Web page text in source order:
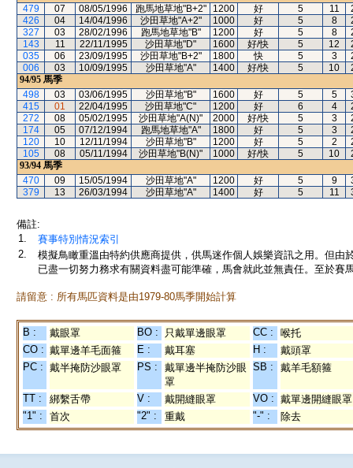
479
07 08/05/1996 跑馬地草地"B+2" 1200 好 5 11
426
04 14/04/1996 沙田草地"A+2" 1000 好 5 8
327
03 28/02/1996 跑馬地草地"B" 1200 好 5 8
143
11 22/11/1995 沙田草地"D" 1600 好/快 5 12
035
06 23/09/1995 沙田草地"B+2" 1800 快 5 3
006
03 10/09/1995 沙田草地"A" 1400 好/快 5 10
94/95 馬季
498
03 03/06/1995 沙田草地"B" 1600 好 5 5
415
01 22/04/1995 沙田草地"C" 1200 好 6 4
272
08 05/02/1995 沙田草地"A(N)" 2000 好/快 5 3
174
05 07/12/1994 跑馬地草地"A" 1800 好 5 3
120
10 12/11/1994 沙田草地"B" 1200 好 5 2
105
08 05/11/1994 沙田草地"B(N)" 1000 好/快 5 10
93/94 馬季
470
09 15/05/1994 沙田草地"A" 1200 好 5 9
379
13 26/03/1994 沙田草地"A" 1400 好 5 11
備註:
1.
賽事特別情況索引
2.
模擬鳥瞰重溫由特約供應商提供，供馬迷作個人娛樂資訊之用。但
已盡一切努力務求有關資料盡可能準確，馬會就此並無責任。至於賽
請留意 : 所有馬匹資料是由1979-80馬季開始計算
B : 戴眼罩 BO : 只戴單邊眼罩 CC :
喉托
CO : 戴單邊羊毛面箍 E : 戴耳塞 H :
戴頭罩
PC : 戴半掩防沙眼罩 PS :
戴單邊半掩防沙眼
罩
SB : 戴羊毛額箍
TT : 綁繫舌帶 V : 戴開縫眼罩 VO : 戴單邊開縫眼罩
"1" :
首次 "2" : 重戴 "-" : 除去